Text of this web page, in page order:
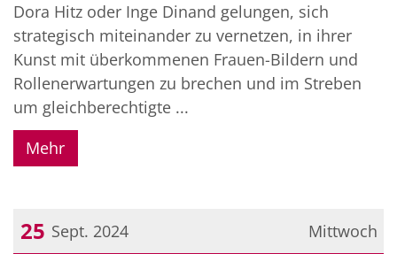
Dora Hitz oder Inge Dinand gelungen, sich
strategisch miteinander zu vernetzen, in ihrer
Kunst mit überkommenen Frauen-Bildern und
Rollenerwartungen zu brechen und im Streben
um gleichberechtigte ...
Mehr
Mittwoch
25 Sept. 2024